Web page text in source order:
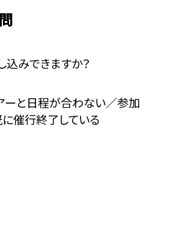
込みできますか？
ーと日程が合わない／参加
催行終了している